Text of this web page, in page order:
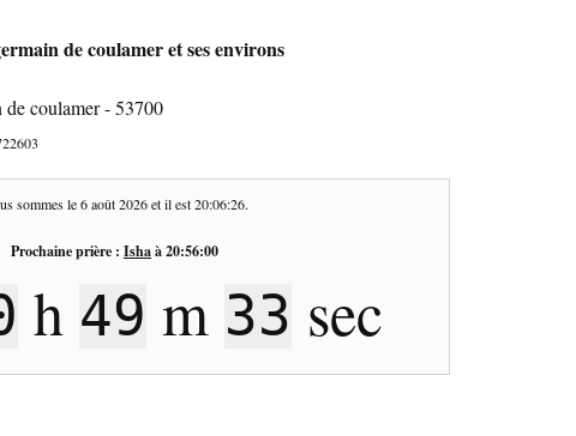
de coulamer et ses environs
de coulamer - 53700
sommes le6 août 2026et il est20:06:27.
Prochaine prière : Ishaà20:56:00
h 49 m 32 sec